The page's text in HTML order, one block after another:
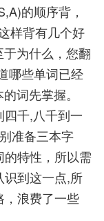
的顺序背，
样背有几个好
为什么，您翻
哪些单词已经
词先掌握。
千,八千到一
准备三本字
特性，所以需
到这一点,所
，浪费了一些